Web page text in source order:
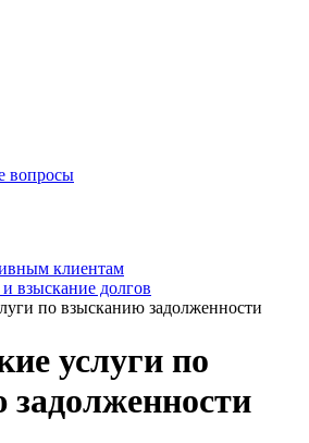
вопросы
клиентам
взыскание долгов
по взысканию задолженности
услуги по